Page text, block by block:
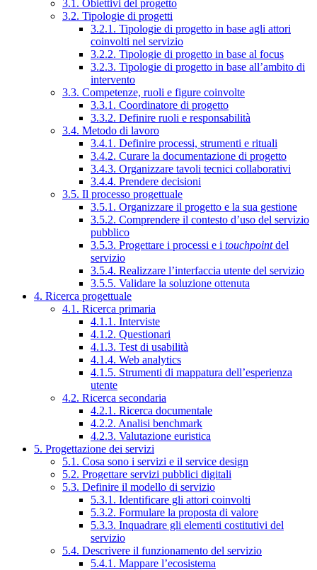
3.1. Obiettivi del progetto
3.2. Tipologie di progetti
3.2.1. Tipologie di progetto in base agli attori
coinvolti nel servizio
3.2.2. Tipologie di progetto in base al focus
3.2.3. Tipologie di progetto in base all’ambito di
intervento
3.3. Competenze, ruoli e figure coinvolte
3.3.1. Coordinatore di progetto
3.3.2. Definire ruoli e responsabilità
3.4. Metodo di lavoro
3.4.1. Definire processi, strumenti e rituali
3.4.2. Curare la documentazione di progetto
3.4.3. Organizzare tavoli tecnici collaborativi
3.4.4. Prendere decisioni
3.5. Il processo progettuale
3.5.1. Organizzare il progetto e la sua gestione
3.5.2. Comprendere il contesto d’uso del servizio
pubblico
3.5.3. Progettare i processi e i touchpointdel
servizio
3.5.4. Realizzare l’interfaccia utente del servizio
3.5.5. Validare la soluzione ottenuta
4. Ricerca progettuale
4.1. Ricerca primaria
4.1.1. Interviste
4.1.2. Questionari
4.1.3. Test di usabilità
4.1.4. Web analytics
4.1.5. Strumenti di mappatura dell’esperienza
utente
4.2. Ricerca secondaria
4.2.1. Ricerca documentale
4.2.2. Analisi benchmark
4.2.3. Valutazione euristica
5. Progettazione dei servizi
5.1. Cosa sono i servizi e il service design
5.2. Progettare servizi pubblici digitali
5.3. Definire il modello di servizio
5.3.1. Identificare gli attori coinvolti
5.3.2. Formulare la proposta di valore
5.3.3. Inquadrare gli elementi costitutivi del
servizio
5.4. Descrivere il funzionamento del servizio
5.4.1. Mappare l’ecosistema